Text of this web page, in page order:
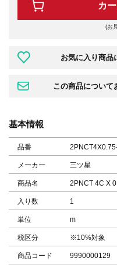
カ
(お
基本情報
品番
メーカー 三ツ星
商品名 2PNCT 4C X
入り数 1
単位 m
税区分 ※10%対象
商品コード 9990000129